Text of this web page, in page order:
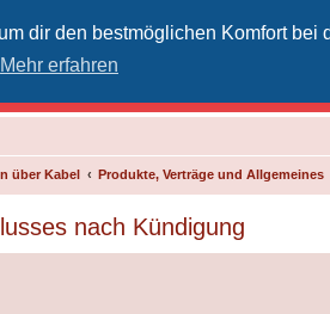
dir den bestmöglichen Komfort
Mehr erfahren
über Kabel Produkte, Verträge und Allgemeines
nach Kündigung